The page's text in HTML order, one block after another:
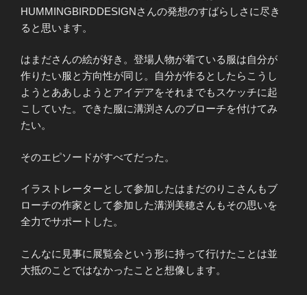
HUMMINGBIRDDESIGNさんの発想のすばらしさに尽き
ると思います。
はまださんの絵が好き。登場人物が着ている服は自分が
作りたい服と方向性が同じ。自分が作るとしたらこうし
ようとああしようとアイデアをそれまでもスケッチに起
こしていた。できた服に溝渕さんのブローチを付けてみ
たい。
そのエピソードがすべてだった。
イラストレーターとして参加したはまだのりこさんもブ
ローチの作家として参加した溝渕美穂さんもその思いを
全力でサポートした。
こんなに見事に展覧会という形に持って行けたことは並
大抵のことではなかったことと想像します。